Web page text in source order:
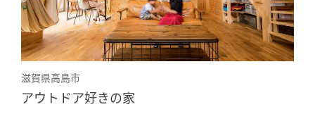
滋賀県高島市
アウトドア好きの家